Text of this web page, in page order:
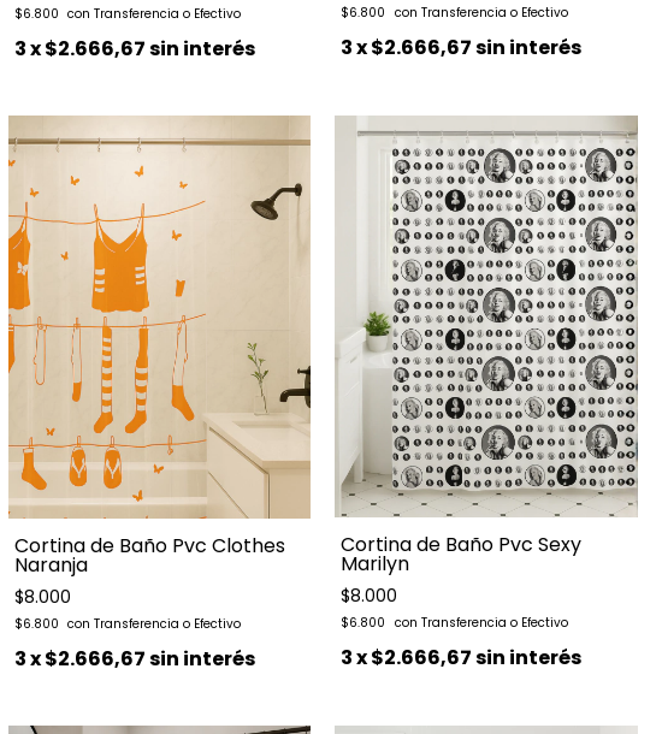
$6.800
3x$2.666,67sin interés
$6.800
3x$2.666,67sin interés
Cortina de Baño Pvc Clothes
Naranja
$8.000
$6.800
3x$2.666,67sin interés
Cortina de Baño Pvc Sexy
Marilyn
$8.000
$6.800
3x$2.666,67sin interés